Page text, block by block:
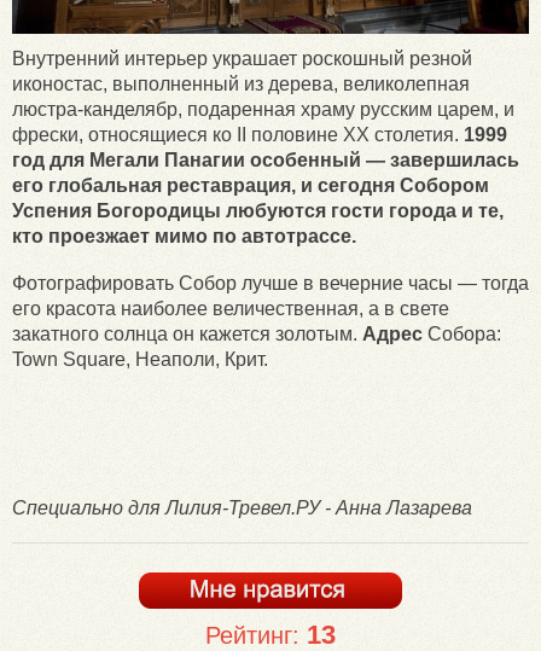
Внутренний интерьер украшает роскошный резной
иконостас, выполненный из дерева, великолепная
люстра-канделябр, подаренная храму русским царем, и
фрески, относящиеся ко II половине XX столетия. 1999
год для Мегали Панагии особенный — завершилась
его глобальная реставрация, и сегодня Собором
Успения Богородицы любуются гости города и те,
кто проезжает мимо по автотрассе.
Фотографировать Собор лучше в вечерние часы — тогда
его красота наиболее величественная, а в свете
закатного солнца он кажется золотым. Адрес Собора:
Town Square, Неаполи, Крит.
Специально для Лилия-Тревел.РУ - Анна Лазарева
Рейтинг: 13